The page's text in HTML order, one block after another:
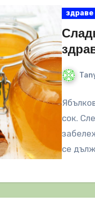
здраве
сок.
се